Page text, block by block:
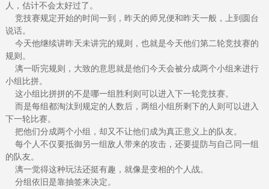
人，估计不会太好过了。
竞技赛规定开始的时间一到，昨天的师兄便和昨天一般，上到圆台
说话。
今天他继续讲昨天未讲完的规则，也就是今天他们第二轮竞技赛的
规则。
漓一听完规则，大致的意思就是他们今天会被分成两个小组来进行
小组比拼。
这小组比拼拼的不是哪一组胜利则可以进入下一轮竞技赛。
而是每组都淘汰到规定的人数后，两组小组所剩下的人则可以进入
下一轮比赛。
把他们分成两个小组，却又不让他们成为真正意义上的队友。
每个人不仅要抵御另一组敌人带来的攻击，还要提防与自己同一组
的队友。
漓一觉得这种玩法还挺有趣，就像是变相的个人战。
分组依旧是靠抽签来决定。